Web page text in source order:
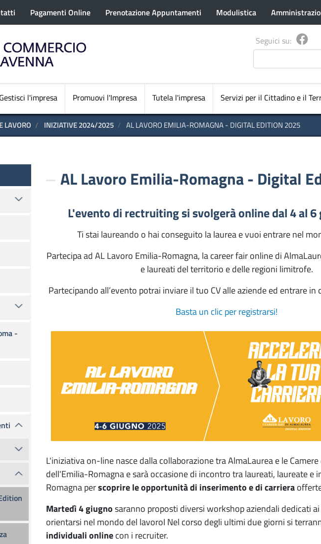
Salta
al
profilo utente
Pagamenti Online Prenotazione Appuntamenti Modulistica
Seguici su:
Navigazione principale
Gestisci l'impresa Promuovi l'Impresa Tutela l'impresa Servizi per il Cittadino e il
LAVORO INIZIATIVE 2024/2025 AL LAVORO EMILIA-ROMAGNA - DIGITAL EDITION 2025
AL Lavoro Emilia-Romagna - Digital
L'evento di rectruiting si svolgerà online dal 4 al 6
Ti stai laureando o hai conseguito la laurea e vuoi entrare nel
Partecipa ad AL Lavoro Emilia-Romagna, la career fair online di
e laureati del territorio e delle regioni limitrofe.
Partecipando all’evento potrai inviare il tuo CV alle aziende ed entrare
Basta un clic per registrarsi!
L'iniziativa on-line nasce dalla collaborazione tra AlmaLaurea e le
dell'Emilia-Romagna e sarà occasione di incontro tra laureati, laureate e
Romagna perscoprire le opportunità di inserimento e di carriera
Martedì 4 giugnosaranno proposti diversi workshop aziendali dedicati
orientarsi nel mondo del lavoroI Nel corso degli ultimi due giorni si
individuali onlinecon i recruiter.
-